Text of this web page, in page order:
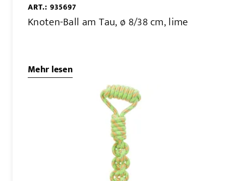
ART.: 935697
Knoten-Ball am Tau, ø 8/38 cm, lime
Mehr lesen